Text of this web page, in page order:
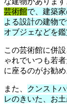
芸術館で、建築
よる設計の建物
オブジェなどを
この芸術館に併
ゃれでいつも若
に座るのがお勧め
また、
クンスト
レのきいた、お